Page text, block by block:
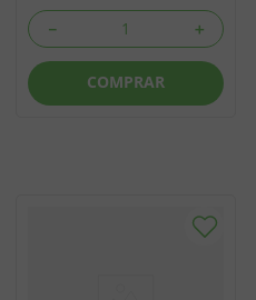
＋
－
COMPRAR